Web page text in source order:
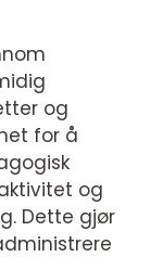
og
for å
og
Dette gjør